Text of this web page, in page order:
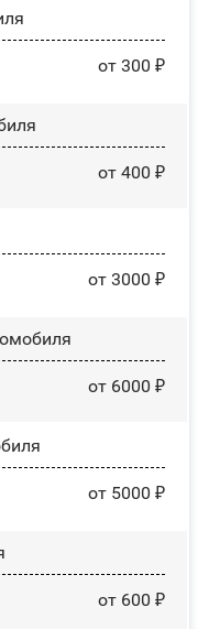
от 300 ₽
от 400 ₽
от 3000 ₽
от 6000 ₽
от 5000 ₽
от 600 ₽